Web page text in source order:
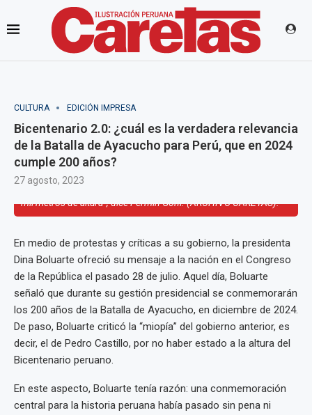
CULTURA EDICIÓN IMPRESA
Bicentenario 2.0: ¿cuál es la verdadera relevancia
de la Batalla de Ayacucho para Perú, que en 2024
cumple 200 años?
27 agosto, 2023
Representación de la Batalla de Ayacucho en 2007. “Habría que
preguntarnos cuántas batallas ha habido en el mundo a cuatro
mil metros de altura”, dice Fermín Goñi. (ARCHIVO CARETAS).
En medio de protestas y críticas a su gobierno, la presidenta
Dina Boluarte ofreció su mensaje a la nación en el Congreso
de la República el pasado 28 de julio. Aquel día, Boluarte
señaló que durante su gestión presidencial se conmemorarán
los 200 años de la Batalla de Ayacucho, en diciembre de 2024.
De paso, Boluarte criticó la “miopía” del gobierno anterior, es
decir, el de Pedro Castillo, por no haber estado a la altura del
Bicentenario peruano.
En este aspecto, Boluarte tenía razón: una conmemoración
central para la historia peruana había pasado sin pena ni